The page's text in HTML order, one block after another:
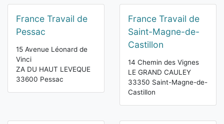
France Travail de
Pessac
15 Avenue Léonard de
Vinci
ZA DU HAUT LEVEQUE
33600 Pessac
France Travail de
Saint-Magne-de-
Castillon
14 Chemin des Vignes
LE GRAND CAULEY
33350 Saint-Magne-de-
Castillon